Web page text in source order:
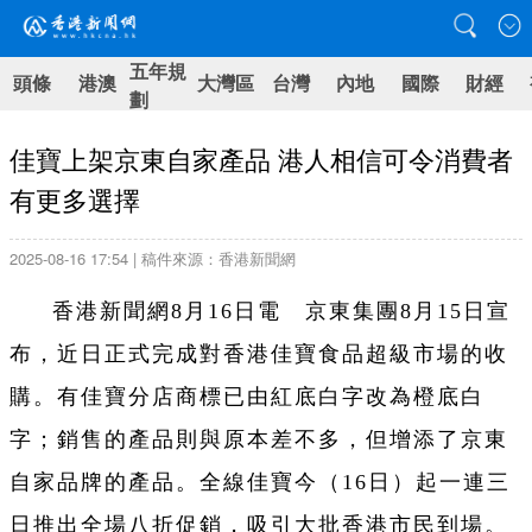
頭條 港澳 五年規
劃
大灣區 台灣 內地 國際 財經
佳寶上架京東自家產品 港人相信可令消費者
有更多選擇
2025-08-16 17:54 | 稿件來源：香港新聞網
香港新聞網8月16日電 京東集團8月15日宣
布，近日正式完成對香港佳寶食品超級市場的收
購。有佳寶分店商標已由紅底白字改為橙底白
字；銷售的產品則與原本差不多，但增添了京東
自家品牌的產品。全線佳寶今（16日）起一連三
日推出全場八折促銷，吸引大批香港市民到場。